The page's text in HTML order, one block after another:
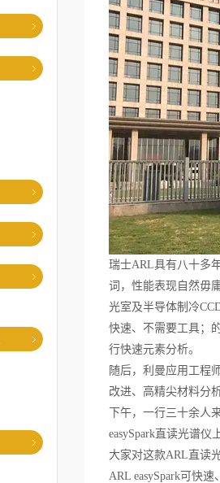
瑞士ARL具有八十多
词，性能表现自然毋
光室及半导体制冷
快速、不需要工具；
行快速元素分析。
随后，利曼应用工程
改进、高精尖材料分
下午，一行三十余
easySpark直读光谱
大家对这款ARL直读
ARL easySpark可快